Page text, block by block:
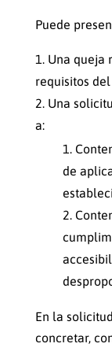
Puede
Una queja
requisitos
Una
a:
de
En la
concretar,